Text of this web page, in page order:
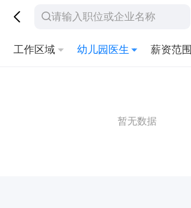
工作区域 幼儿园医生 薪资范围
暂无数据